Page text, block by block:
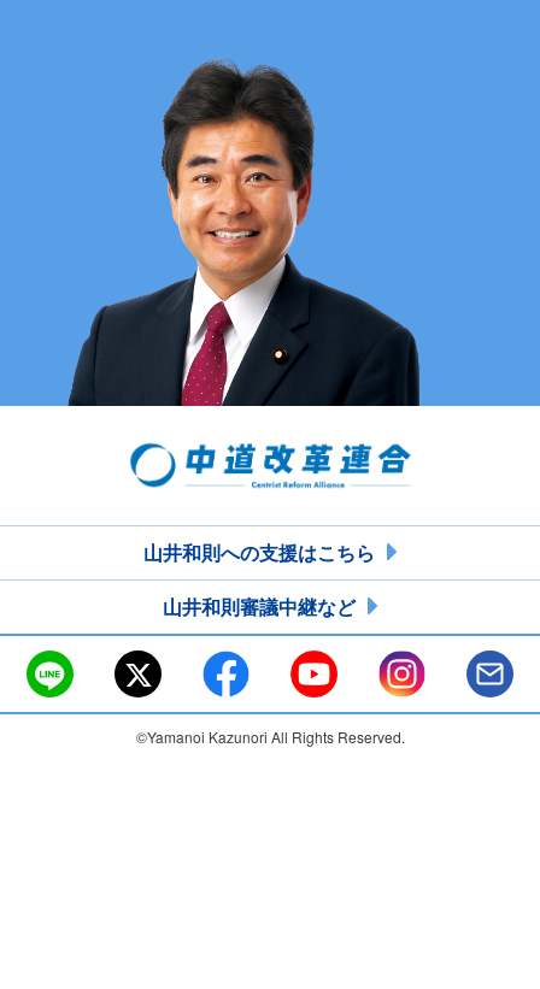
山井和則への支援はこちら
山井和則審議中継など
©Yamanoi Kazunori All Rights Reserved.